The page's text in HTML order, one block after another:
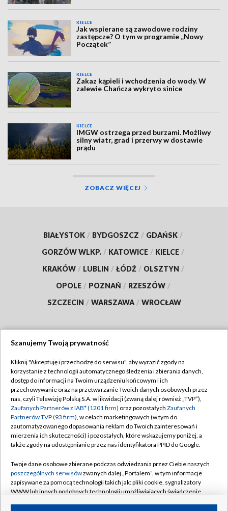
KIELCE
Jak wspierane są zawodowe rodziny
zastępcze? O tym w programie „Nowy
Początek”
KIELCE
Zakaz kąpieli i wchodzenia do wody. W
zalewie Chańcza wykryto sinice
KIELCE
IMGW ostrzega przed burzami. Możliwy
silny wiatr, grad i przerwy w dostawie
prądu
ZOBACZ WIĘCEJ
BIAŁYSTOK / BYDGOSZCZ / GDAŃSK /
GORZÓW WLKP. / KATOWICE / KIELCE /
KRAKÓW / LUBLIN / ŁÓDŹ / OLSZTYN /
OPOLE / POZNAŃ / RZESZÓW /
SZCZECIN / WARSZAWA / WROCŁAW
TVP
Abonament TVP
Emisja w TVP
Centrum informacji TVP
Naziemna Telewizja Cyfrowa
Rada Programowa
System NOS
Informacje o nadawcy
Regulamin TVP
Polityka prywatności
Moje zgody
Pomoc
Kontakt
Kanały
Szanujemy Twoją prywatność
Kliknij "Akceptuję i przechodzę do serwisu", aby wyrazić zgody na
korzystanie z technologii automatycznego śledzenia i zbierania danych,
dostęp do informacji na Twoim urządzeniu końcowym i ich
przechowywanie oraz na przetwarzanie Twoich danych osobowych przez
nas, czyli Telewizję Polską S.A. w likwidacji (zwaną dalej również „TVP”),
Zaufanych Partnerów z IAB* (1201 firm) oraz pozostałych Zaufanych
Partnerów TVP (93 firm), w celach marketingowych (w tym do
zautomatyzowanego dopasowania reklam do Twoich zainteresowań i
mierzenia ich skuteczności) i pozostałych, które wskazujemy poniżej, a
także zgody na udostępnianie przez nas identyfikatora PPID do Google.
Twoje dane osobowe zbierane podczas odwiedzania przez Ciebie naszych
poszczególnych serwisówzwanych dalej „Portalem”, w tym informacje
zapisywane za pomocą technologii takich jak: pliki cookie, sygnalizatory
WWW lub innych podobnych technologii umożliwiających świadczenie